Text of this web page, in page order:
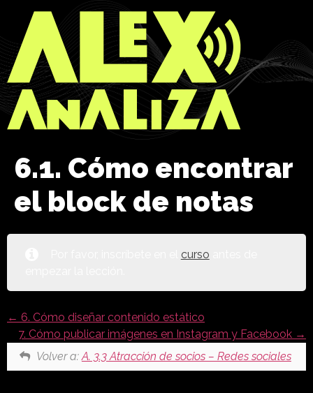
6.1. Cómo encontrar
el block de notas
curso
6. Cómo diseñar contenido estático
7. Cómo publicar imágenes en Instagram y Facebook
Volver a:A. 3.3 Atracción de socios – Redes sociales